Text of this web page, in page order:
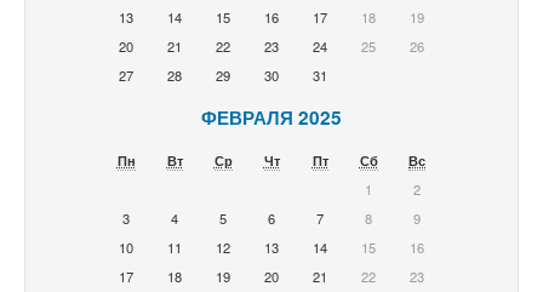
13
14 15 16 17 18
19
20
21 22 23 24 25
26
27
28 29 30 31
ФЕВРАЛЯ 2025
Пн Вт Ср Чт Пт Сб
Вс
1
2
3
4 5 6 7 8
9
10
11 12 13 14 15
16
17
18 19 20 21 22
23